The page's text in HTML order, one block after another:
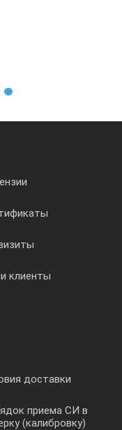
90%
клиенты
доставки
приема СИ в
(калибровку)